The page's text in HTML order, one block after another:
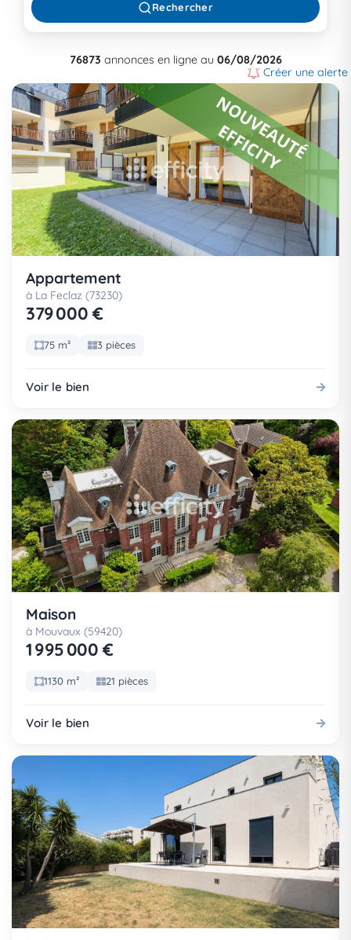
Rechercher
76873 annonces en ligne au 06/08/2026
Créer une alerte
Appartement
à La Feclaz (73230)
379 000 €
75 m² 3 pièces
Voir le bien
Maison
à Mouvaux (59420)
1 995 000 €
1130 m² 21 pièces
Voir le bien